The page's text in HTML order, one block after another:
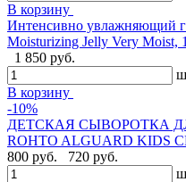
В корзину
Интенсивно увлажняющий
Moisturizing Jelly Very Moist,
1 850 руб.
В корзину
-10%
ДЕТСКАЯ СЫВОРОТКА
ROHTO ALGUARD KIDS
800 руб.
720 руб.